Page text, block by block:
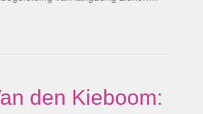
den Kieboom: